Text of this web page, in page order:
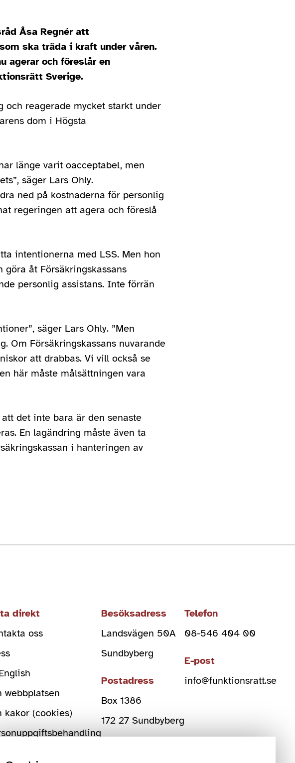
Åsa Regnér att
ska träda i kraft under våren.
agerar och föreslår en
Sverige.
reagerade mycket starkt under
dom i Högsta
länge varit oacceptabel, men
säger Lars Ohly.
ned på kostnaderna för personlig
regeringen att agera och föreslå
intentionerna med LSS. Men hon
åt Försäkringskassans
personlig assistans. Inte förrän
säger Lars Ohly. ”Men
Om Försäkringskassans nuvarande
att drabbas. Vi vill också se
här måste målsättningen vara
det inte bara är den senaste
En lagändring måste även ta
i hanteringen av
direkt
oss
webbplatsen
kakor (cookies)
Besöksadress
Landsvägen 50A
Sundbyberg
Postadress
Box 1386
172 27 Sundbyberg
Telefon
08-546 404 00
E-post
info@funktionsratt.se